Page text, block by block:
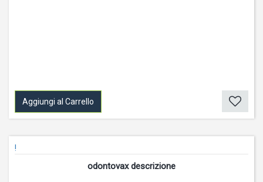
Aggiungi al Carrello
!
odontovax descrizione